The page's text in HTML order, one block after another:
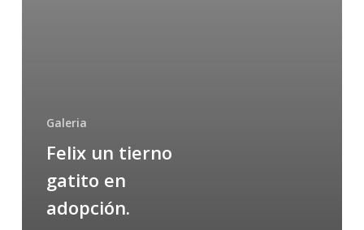
Galeria
Felix un tierno
gatito en
adopción.